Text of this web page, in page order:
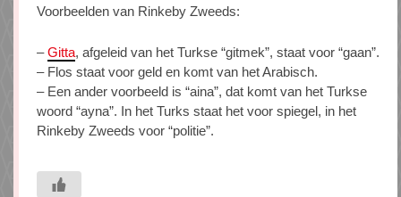
Voorbeelden van Rinkeby Zweeds:
–Gitta, afgeleid van het Turkse “gitmek”, staat voor “gaan”.
– Flos staat voor geld en komt van het Arabisch.
– Een ander voorbeeld is “aina”, dat komt van het Turkse
woord “ayna”. In het Turks staat het voor spiegel, in het
Rinkeby Zweeds voor “politie”.